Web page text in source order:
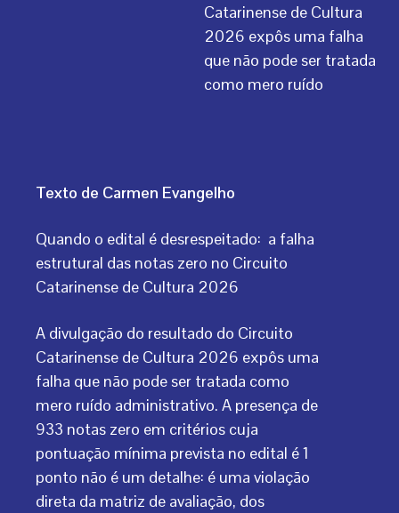
Catarinense de Cultura
2026 expôs uma falha
que não pode ser tratada
como mero ruído
Texto de Carmen Evangelho
Quando o edital é desrespeitado: a falha
estrutural das notas zero no Circuito
Catarinense de Cultura 2026
A divulgação do resultado do Circuito
Catarinense de Cultura 2026 expôs uma
falha que não pode ser tratada como
mero ruído administrativo. A presença de
933 notas zero em critérios cuja
pontuação mínima prevista no edital é 1
ponto não é um detalhe: é uma violação
direta da matriz de avaliação, dos